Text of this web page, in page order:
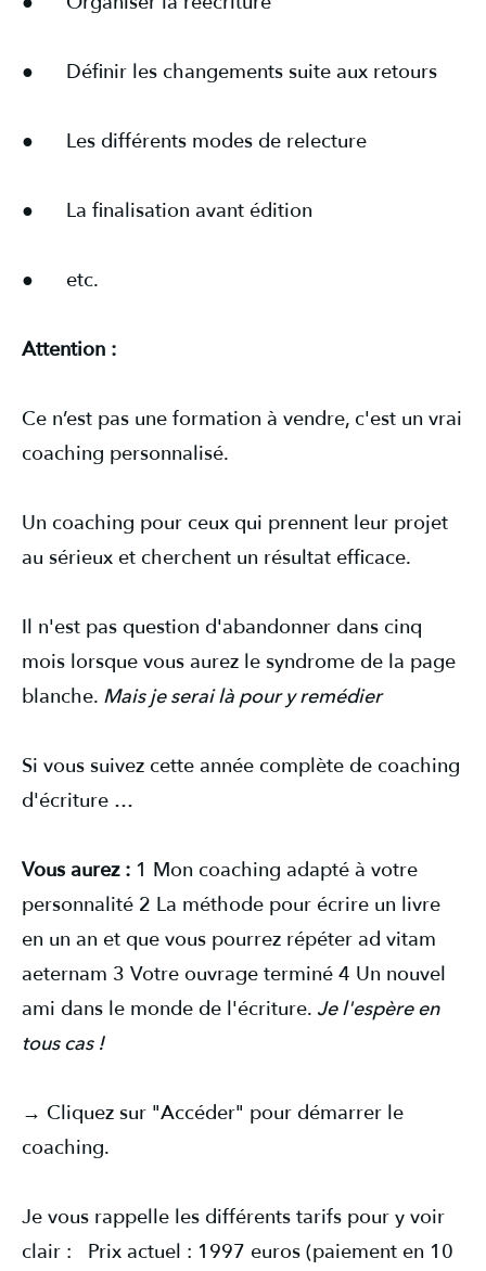
● Définir les changements suite aux retours
● Les différents modes de relecture
● La finalisation avant édition
● etc.
Attention :
Ce n’est pas une formation à vendre, c'est un vrai
coaching personnalisé.
Un coaching pour ceux qui prennent leur projet
au sérieux et cherchent un résultat efficace.
Il n'est pas question d'abandonner dans cinq
mois lorsque vous aurez le syndrome de la page
blanche. Mais je serai là pour y remédier
Si vous suivez cette année complète de coaching
d'écriture …
Vous aurez : 1 Mon coaching adapté à votre
personnalité 2 La méthode pour écrire un livre
en un an et que vous pourrez répéter ad vitam
aeternam 3 Votre ouvrage terminé 4 Un nouvel
ami dans le monde de l'écriture. Je l'espère en
tous cas !
→ Cliquez sur "Accéder" pour démarrer le
coaching.
Je vous rappelle les différents tarifs pour y voir
clair : Prix actuel : 1997 euros (paiement en 10